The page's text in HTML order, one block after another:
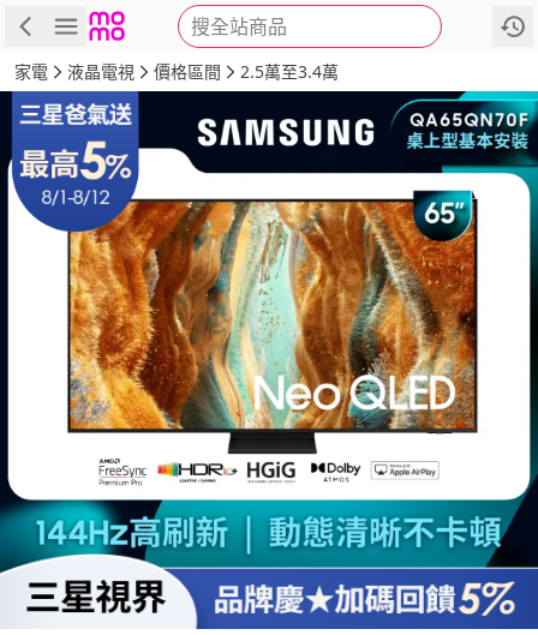
搜全站商品
商品 評價 詳情
家電 液晶電視 價格區間 2.5萬至3.4萬